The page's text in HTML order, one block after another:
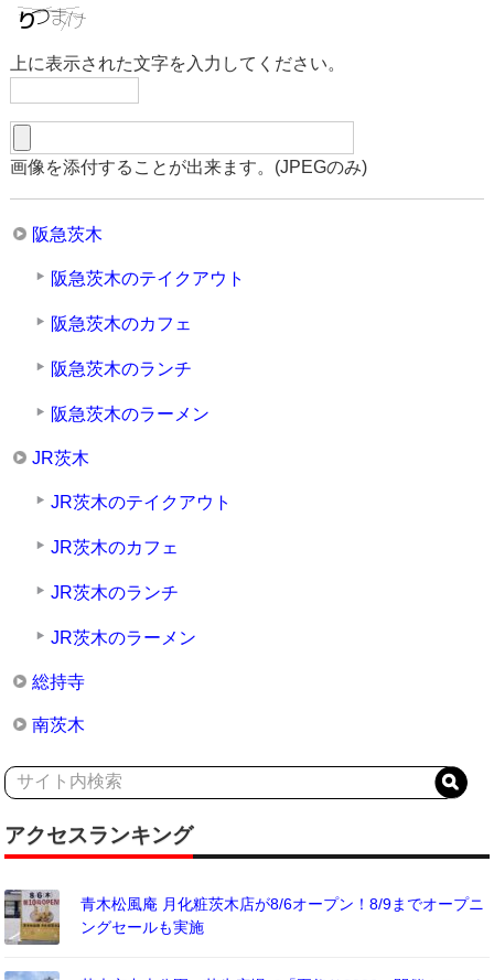
上に表示された文字を入力してください。
画像を添付することが出来ます。(JPEGのみ)
阪急茨木
阪急茨木のテイクアウト
阪急茨木のカフェ
阪急茨木のランチ
阪急茨木のラーメン
JR茨木
JR茨木のテイクアウト
JR茨木のカフェ
JR茨木のランチ
JR茨木のラーメン
総持寺
南茨木
アクセスランキング
青木松風庵 月化粧茨木店が8/6オープン！8/9までオープニ
ングセールも実施